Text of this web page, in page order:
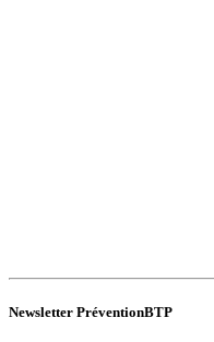
Newsletter PréventionBTP